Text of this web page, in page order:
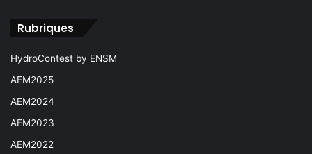
Rubriques
HydroContest by ENSM
AEM2025
AEM2024
AEM2023
AEM2022